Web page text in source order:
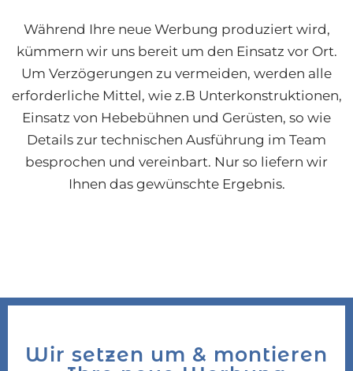
Während Ihre neue Werbung produziert wird,
kümmern wir uns bereit um den Einsatz vor Ort.
Um Verzögerungen zu vermeiden, werden alle
erforderliche Mittel, wie z.B Unterkonstruktionen,
Einsatz von Hebebühnen und Gerüsten, so wie
Details zur technischen Ausführung im Team
besprochen und vereinbart. Nur so liefern wir
Ihnen das gewünschte Ergebnis.
Wir setzen um & montieren